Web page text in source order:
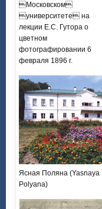
Московском
университете на
лекции Е.С. Гутора о
цветном
фотографировании 6
февраля 1896 г.
Ясная Поляна (Yasnaya
Polyana)